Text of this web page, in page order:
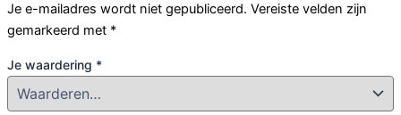
Je e-mailadres wordt niet gepubliceerd. Vereiste velden zijn
gemarkeerd met *
Je waardering *